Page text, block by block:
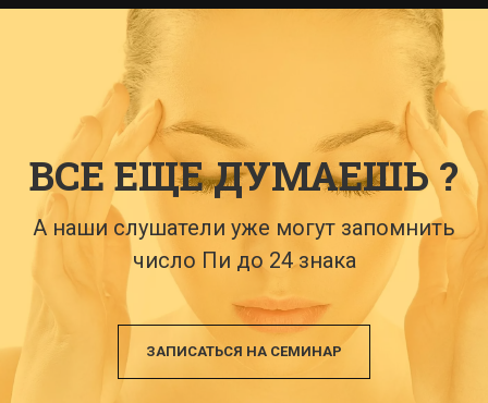
ВСЕ ЕЩЕ ДУМАЕШЬ ?
А наши слушатели уже могут запомнить
число Пи до 24 знака
ЗАПИСАТЬСЯ НА СЕМИНАР